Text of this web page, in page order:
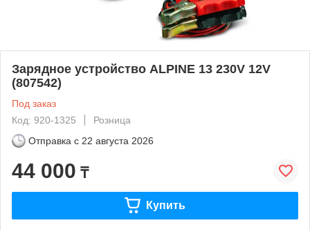
Зарядное устройство ALPINE 13 230V 12V
(807542)
Под заказ
Код: 920-1325
Розница
Отправка с 22 августа 2026
44 000 ₸
Купить